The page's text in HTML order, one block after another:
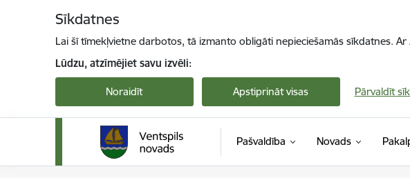
Sīkdatnes
Lai šī tīmekļvietne darbotos, tā izmanto obligāti nepieciešamās sīkdatnes.
Lūdzu, atzīmējiet savu izvēli:
Noraidīt Apstiprināt visas Pārvaldīt
Pašvaldība Novads